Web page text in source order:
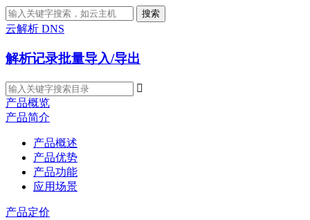
搜索
云解析 DNS
解析记录批量导入/导出

产品概览
产品简介
产品概述
产品优势
产品功能
应用场景
产品定价